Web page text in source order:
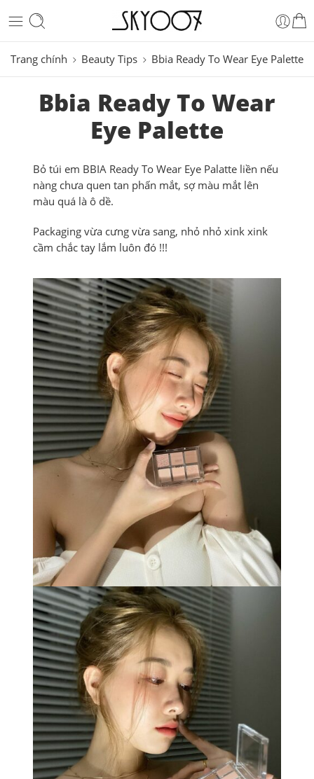
Trang chính Beauty Tips Bbia Ready To Wear Eye Palette
Bbia Ready To Wear
Eye Palette
Bỏ túi em BBIA Ready To Wear Eye Palatte liền nếu
nàng chưa quen tan phấn mắt, sợ màu mắt lên
màu quá là ô dề.
Packaging vừa cưng vừa sang, nhỏ nhỏ xink xink
cầm chắc tay lắm luôn đó !!!